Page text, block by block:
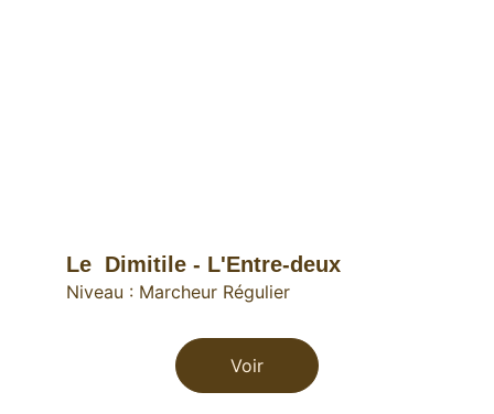
Le  Dimitile - L'Entre-deux
Niveau : Marcheur Régulier
Voir